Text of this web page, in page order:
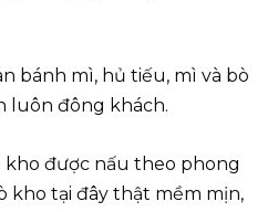
bánh mì, hủ tiếu, mì và bò
luôn đông khách.
kho được nấu theo phong
kho tại đây thật mềm mịn,